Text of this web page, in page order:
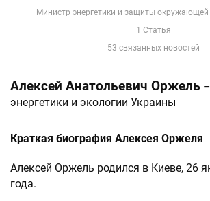
Министр энергетики и защиты
1 Статья
53 связанных новостей
Алексей Анатольевич Оржель
энергетики и экологии Украины
Краткая биография Алексея Оржеля
Алексей Оржель родился в Киеве, 26
года.